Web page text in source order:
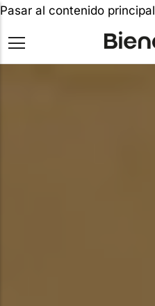
Pasar al contenido principal